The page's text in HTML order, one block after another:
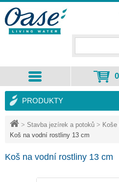
> Stavba jezírek a potoků >
Koš na vodní rostliny 13 cm
Koš na vodní rostliny 13 cm
PRODUKTY
0